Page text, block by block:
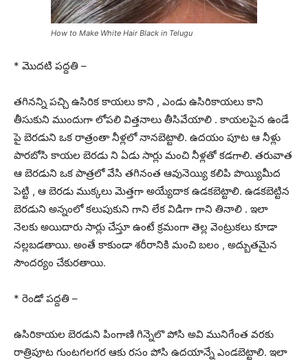
How to Make White Hair Black in Telugu
* మొదటి పద్దతి –
తగినన్ని పచ్చి ఉసిరిక కాయలు కాని , ఎండు ఉసిరికాయలు కాని
తీసుకుని ముందుగా లోపలి విత్తనాలు తీసివేయాలి . కాయలపైన ఉండే
పై బెరడుని ఒక రాత్రంతా నీళ్లలో నానబెట్టాలి. ఉదయం పూట ఆ నీళ్లు
పారబోసి కాయల బెరడు ని ఏడు సార్లు మంచి నీళ్లతో కడగాలి. తరువాత
ఆ బెరడుని ఒక పాత్రలో వేసి తగినంత ఆవునెయ్యి కలిపి పొయ్యిమీద
పెట్టి , ఆ బెరడు ముక్కలు మెత్తగా అయ్యేదాక ఉడకబెట్టాలి. ఉడకబెట్టిన
బెరడుని అన్నంలో కలుపుకుని గాని లేక విడిగా గాన ి తినాలి . ఇలా
నెలకు అయిదారు సార్లు చేస్తూ ఉంటే క్రమంగా తెల్ల వెంట్రుకలు కూడా
నల్లబడతాయి. అంతే కాకుండా శరీరానికి మంచి బలం , అద్బుతమైన
సౌందర్యం చేకురతాయి.
* రెండో పద్దతి –
ఉసిరికాయల బెరడుని పింగాణి గిన్నెలొ పోసి అవి మునిగేంత వరకు
రాత్రిపూట గుంటగలగర ఆకు రసం పోసి ఉదయాన్నే ఎండబెట్టాలి. ఇలా